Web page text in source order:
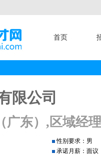
首页
限公司
广东）,区域经理
性别要求：男
承诺月薪：面议